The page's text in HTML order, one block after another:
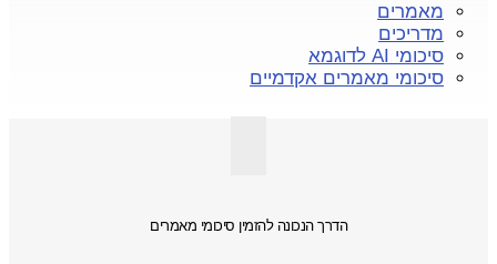
מאמרים
מדריכים
סיכומי AI לדוגמא
סיכומי מאמרים אקדמיים
הדרך הנכונה להזמין סיכומי מאמרים